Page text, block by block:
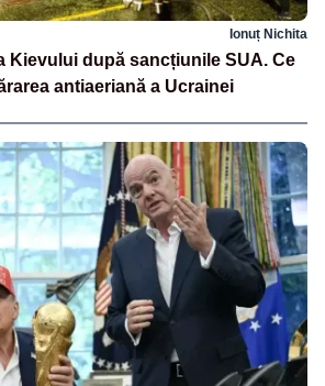
Ionuț Nichita
Kievului după sancțiunile SUA. Ce
antiaeriană a Ucrainei